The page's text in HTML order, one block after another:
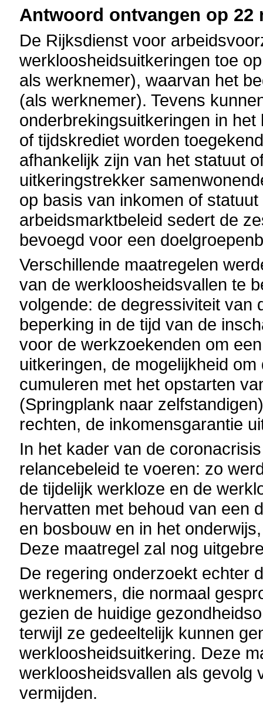
Antwoord ontvangen op 22
De Rijksdienst voor
werkloosheidsuitkeringen toe
als werknemer), waarvan het
(als werknemer). Tevens
onderbrekingsuitkeringen in
of tijdskrediet worden
afhankelijk zijn van het statuut
uitkeringstrekker
op basis van inkomen of
arbeidsmarktbeleid sedert de
bevoegd voor een
Verschillende maatregelen
van de werkloosheidsvallen te
volgende: de degressiviteit van
beperking in de tijd van de
voor de werkzoekenden om
uitkeringen, de mogelijkheid
cumuleren met het opstarten
(Springplank naar
rechten, de inkomensgarantie
In het kader van de
relancebeleid te voeren: zo
de tijdelijk werkloze en de
hervatten met behoud van een
en bosbouw en in het
Deze maatregel zal nog
De regering onderzoekt echter
werknemers, die normaal
gezien de huidige
terwijl ze gedeeltelijk kunnen
werkloosheidsuitkering. Deze
werkloosheidsvallen als gevolg
vermijden.